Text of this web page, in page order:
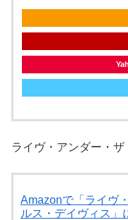
ライヴ・アンダー・
Amazonで「ライヴ
ルス・デイヴィス」